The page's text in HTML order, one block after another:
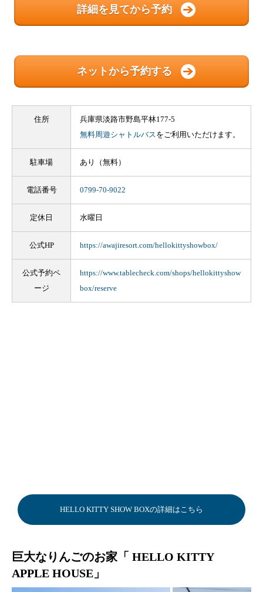
詳細を見てから予約
ネットから予約する
住所
兵庫県淡路市野島平林177-5
無料周遊シャトルバス をご利用いただけます。
駐車場 あり（無料）
電話番号 0799-70-9022
定休日 水曜日
公式HP https://awajiresort.com/hellokittyshowbox/
公式予約ペ
ージ
https://www.tablecheck.com/shops/hellokittyshow
box/reserve
HELLO KITTY SHOW BOXの詳細はこちら
巨大なりんごのお家「 HELLO KITTY
APPLE HOUSE」